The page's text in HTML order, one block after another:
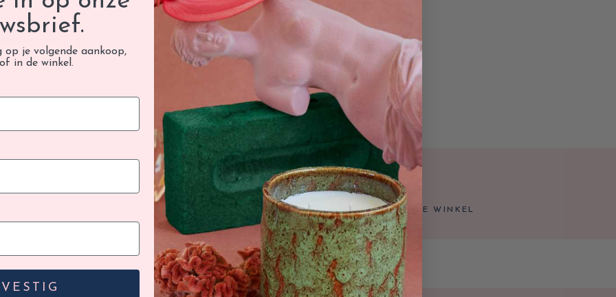
/ €100 (NL) GRATIS AFHALEN IN ONZE WINKEL
op je volgende aankoop,
in de winkel.